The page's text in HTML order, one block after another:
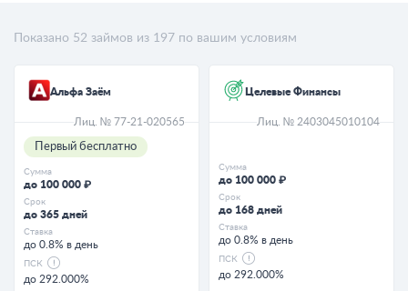
Показано 52 займов из 197 по вашим условиям
Альфа Заём
Лиц. № 77-21-020565
Первый бесплатно
Сумма
до 100 000 ₽
Срок
до 365 дней
Ставка
до 0.8% в день
ПСК
до 292.000%
Целевые Финансы
Лиц. № 2403045010104
Сумма
до 100 000 ₽
Срок
до 168 дней
Ставка
до 0.8% в день
ПСК
до 292.000%